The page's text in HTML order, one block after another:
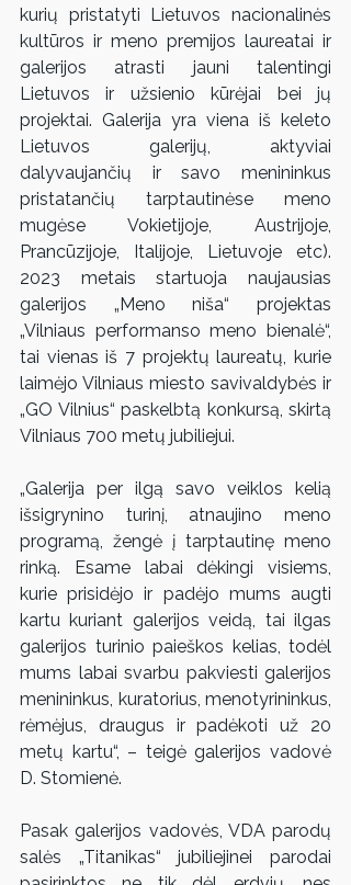
kurių pristatyti Lietuvos nacionalinės
kultūros ir meno premijos laureatai ir
galerijos atrasti jauni talentingi
Lietuvos ir užsienio kūrėjai bei jų
projektai. Galerija yra viena iš keleto
Lietuvos galerijų, aktyviai
dalyvaujančių ir savo menininkus
pristatančių tarptautinėse meno
mugėse Vokietijoje, Austrijoje,
Prancūzijoje, Italijoje, Lietuvoje etc).
2023 metais startuoja naujausias
galerijos „Meno niša“ projektas
„Vilniaus performanso meno bienalė“,
tai vienas iš 7 projektų laureatų, kurie
laimėjo Vilniaus miesto savivaldybės ir
„GO Vilnius“ paskelbtą konkursą, skirtą
Vilniaus 700 metų jubiliejui.
„Galerija per ilgą savo veiklos kelią
išsigrynino turinį, atnaujino meno
programą, žengė į tarptautinę meno
rinką. Esame labai dėkingi visiems,
kurie prisidėjo ir padėjo mums augti
kartu kuriant galerijos veidą, tai ilgas
galerijos turinio paieškos kelias, todėl
mums labai svarbu pakviesti galerijos
menininkus, kuratorius, menotyrininkus,
rėmėjus, draugus ir padėkoti už 20
metų kartu“, – teigė galerijos vadovė
D. Stomienė.
Pasak galerijos vadovės, VDA parodų
salės „Titanikas“ jubiliejinei parodai